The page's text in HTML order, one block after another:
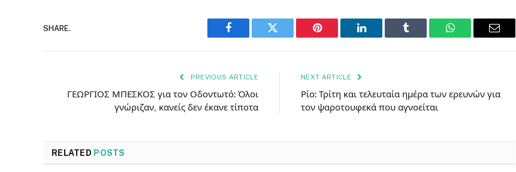
SHARE.
Facebook Twitter Pinterest LinkedIn Tumblr WhatsAppEmail
PREVIOUS ARTICLE
ΓΕΩΡΓΙΟΣ ΜΠΕΣΚΟΣ για τον Οδοντωτό: Όλοι
γνώριζαν, κανείς δεν έκανε τίποτα
NEXT ARTICLE
Ρίο: Τρίτη και τελευταία ημέρα των ερευνών για
τον ψαροτουφεκά που αγνοείται
RELATED POSTS